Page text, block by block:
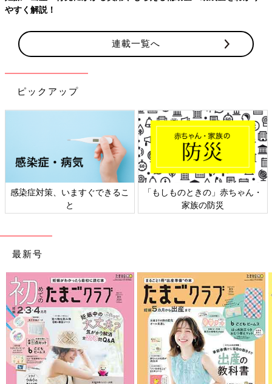
やすく解説！
連載一覧へ
ピックアップ
感染症対策、いますぐできるこ
と
「もしものときの」赤ちゃん・
家族の防災
最新号